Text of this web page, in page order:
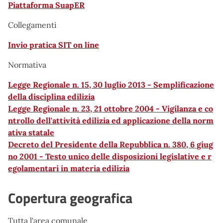
Piattaforma SuapER
Collegamenti
Invio pratica SIT on line
Normativa
Legge Regionale n. 15, 30 luglio 2013 - Semplificazione
della disciplina edilizia
Legge Regionale n. 23, 21 ottobre 2004 - Vigilanza e co
ntrollo dell'attività edilizia ed applicazione della norm
ativa statale
Decreto del Presidente della Repubblica n. 380, 6 giug
no 2001 - Testo unico delle disposizioni legislative e r
egolamentari in materia edilizia
Copertura geografica
Tutta l'area comunale